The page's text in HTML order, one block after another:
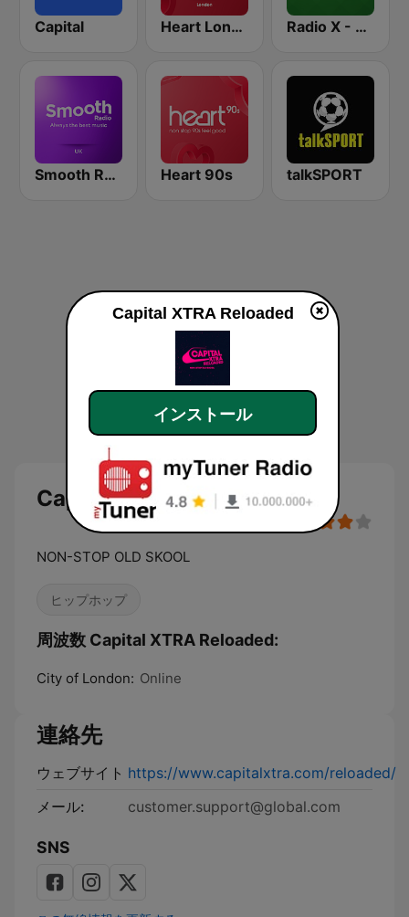
Capital Heart London Radio X - London
Smooth Radio UK Heart 90s talkSPORT
Capital XTRA Reloaded
NON-STOP OLD SKOOL
ヒップホップ
周波数 Capital XTRA Reloaded:
City of London: Online
連絡先
ウェブサイト https://www.capitalxtra.com/reloaded/
メール:
customer.support@global.com
SNS
Capital XTRA Reloaded
インストール